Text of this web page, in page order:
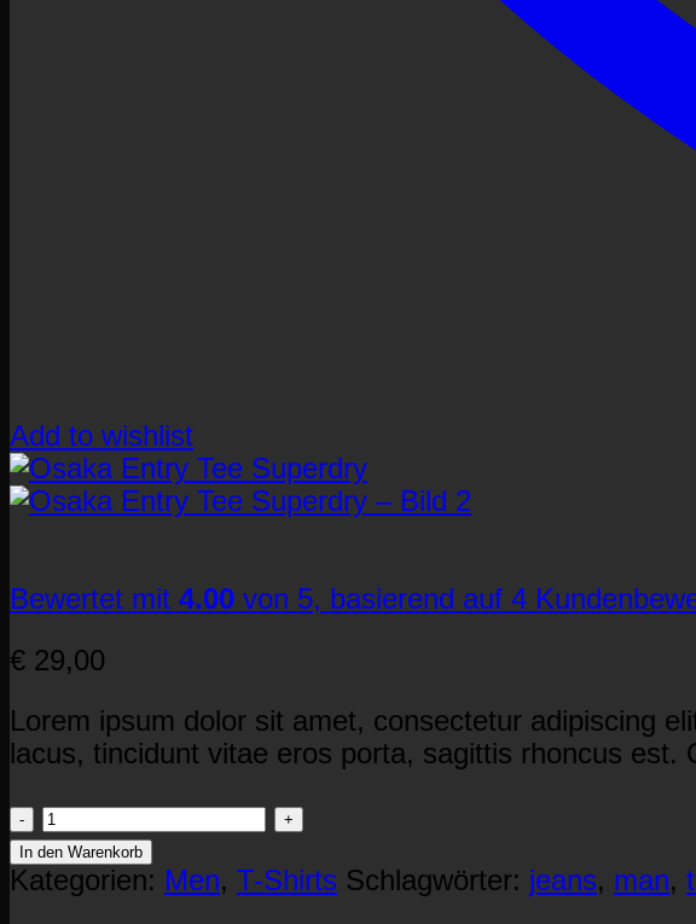
Add to wishlist
Bewertet mit 4.00 von 5, basierend auf 4
€ 29,00
Lorem ipsum dolor sit amet, consectetur adipiscing
lacus, tincidunt vitae eros porta, sagittis rhoncus
Osaka
Entry
Tee
In den Warenkorb
Kategorien: Men, T-Shirts Schlagwörter: jeans, man,